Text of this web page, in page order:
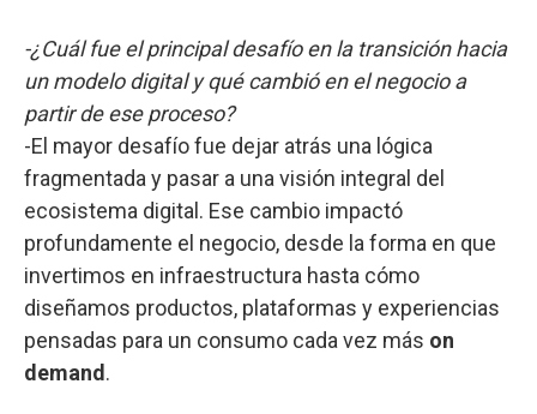
-¿Cuál fue el principal desafío en la transición hacia
un modelo digital y qué cambió en el negocio a
partir de ese proceso?
-El mayor desafío fue dejar atrás una lógica
fragmentada y pasar a una visión integral del
ecosistema digital. Ese cambio impactó
profundamente el negocio, desde la forma en que
invertimos en infraestructura hasta cómo
diseñamos productos, plataformas y experiencias
pensadas para un consumo cada vez más on
demand .